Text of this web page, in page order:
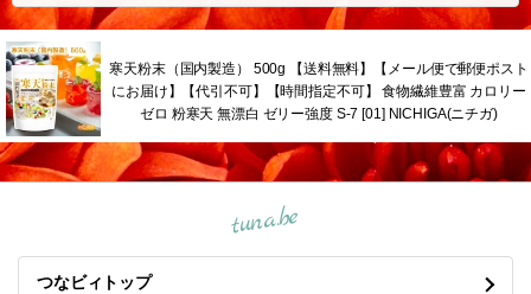
寒天粉末（国内製造） 500g 【送料無料】【メール便で郵便ポスト
にお届け】【代引不可】【時間指定不可】 食物繊維豊富 カロリー
ゼロ 粉寒天 無漂白 ゼリー強度 S-7 [01] NICHIGA(ニチガ)
tuna.be
つなビィトップ